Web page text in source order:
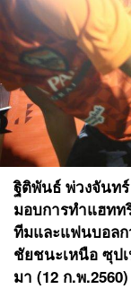
ฐิติพันธ์ พ่วงจันทร์
มอบการทำแฮทท
ทีมและแฟนบอลก
ชัยชนะเหนือ ซุป
มา (12 ก.พ.2560)